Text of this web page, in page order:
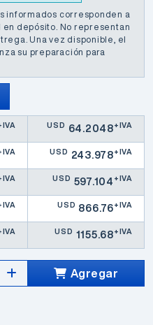
informados corresponden a
depósito. No representan
Una vez disponible, el
su preparación para
USD 64.2048 +IVA
USD 243.978 +IVA
USD 597.104 +IVA
USD 866.76 +IVA
USD 1155.68 +IVA
Agregar